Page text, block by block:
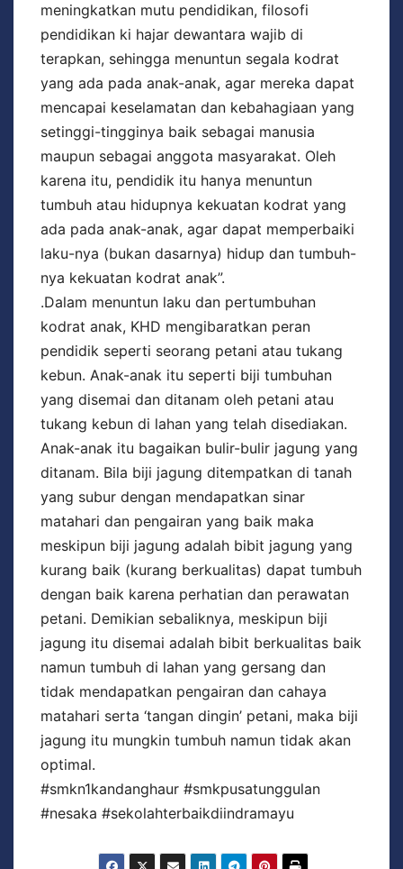
meningkatkan mutu pendidikan, filosofi
pendidikan ki hajar dewantara wajib di
terapkan, sehingga menuntun segala kodrat
yang ada pada anak-anak, agar mereka dapat
mencapai keselamatan dan kebahagiaan yang
setinggi-tingginya baik sebagai manusia
maupun sebagai anggota masyarakat. Oleh
karena itu, pendidik itu hanya menuntun
tumbuh atau hidupnya kekuatan kodrat yang
ada pada anak-anak, agar dapat memperbaiki
laku-nya (bukan dasarnya) hidup dan tumbuh-
nya kekuatan kodrat anak”.
.Dalam menuntun laku dan pertumbuhan
kodrat anak, KHD mengibaratkan peran
pendidik seperti seorang petani atau tukang
kebun. Anak-anak itu seperti biji tumbuhan
yang disemai dan ditanam oleh petani atau
tukang kebun di lahan yang telah disediakan.
Anak-anak itu bagaikan bulir-bulir jagung yang
ditanam. Bila biji jagung ditempatkan di tanah
yang subur dengan mendapatkan sinar
matahari dan pengairan yang baik maka
meskipun biji jagung adalah bibit jagung yang
kurang baik (kurang berkualitas) dapat tumbuh
dengan baik karena perhatian dan perawatan
petani. Demikian sebaliknya, meskipun biji
jagung itu disemai adalah bibit berkualitas baik
namun tumbuh di lahan yang gersang dan
tidak mendapatkan pengairan dan cahaya
matahari serta ‘tangan dingin’ petani, maka biji
jagung itu mungkin tumbuh namun tidak akan
optimal.
#smkn1kandanghaur #smkpusatunggulan
#nesaka #sekolahterbaikdiindramayu